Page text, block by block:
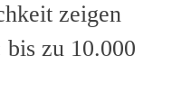
zeigen
zu 10.000